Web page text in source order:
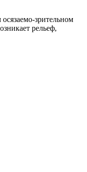
зрительном
рельеф,